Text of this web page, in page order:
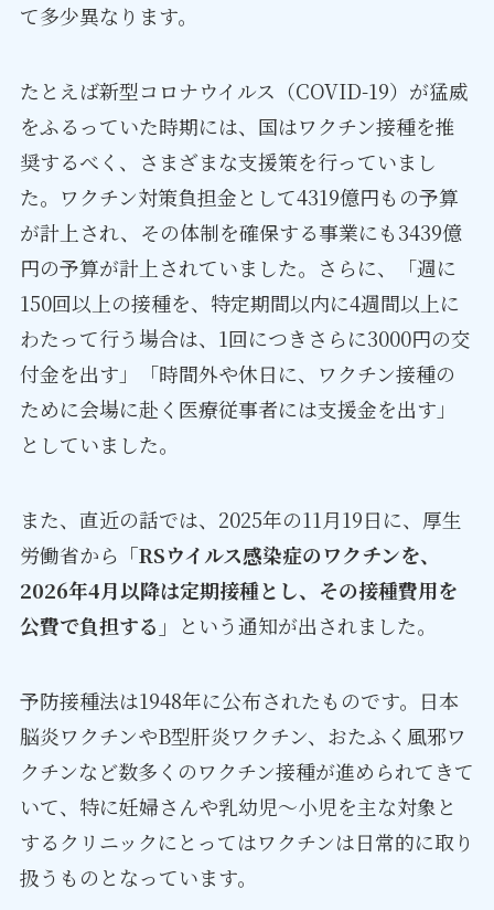
て多少異なります。
たとえば新型コロナウイルス（COVID-19）が猛威
をふるっていた時期には、国はワクチン接種を推
奨するべく、さまざまな支援策を行っていまし
た。ワクチン対策負担金として4319億円もの予算
が計上され、その体制を確保する事業にも3439億
円の予算が計上されていました。さらに、「週に
150回以上の接種を、特定期間以内に4週間以上に
わたって行う場合は、1回につきさらに3000円の交
付金を出す」「時間外や休日に、ワクチン接種の
ために会場に赴く医療従事者には支援金を出す」
としていました。
また、直近の話では、2025年の11月19日に、厚生
労働省から 「RSウイルス感染症のワクチンを、
2026年4月以降は定期接種とし、その接種費用を
公費で負担する」
という通知が出されました。
予防接種法は1948年に公布されたものです。日本
脳炎ワクチンやB型肝炎ワクチン、おたふく風邪ワ
クチンなど数多くのワクチン接種が進められてきて
いて、特に妊婦さんや乳幼児～小児を主な対象と
するクリニックにとってはワクチンは日常的に取り
扱うものとなっています。